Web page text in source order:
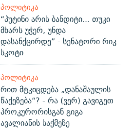
ᲞᲝᲚᲘᲢᲘᲙᲐ
“პუტინი არის ბანდიტი... თუკი
მხარს უჭერ, უნდა
დასანქცირდე” - სენატორი რიკ
სკოტი
ᲞᲝᲚᲘᲢᲘᲙᲐ
რით მტკიცდება „დანაშაულის
წაქეზება“? - რა (ვერ) გავიგეთ
პროკურორისგან გიგა
ავალიანის საქმეზე